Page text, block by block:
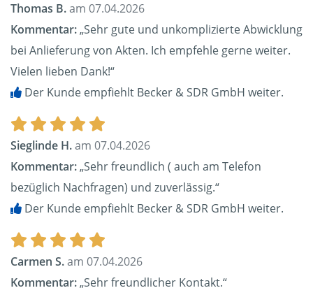
Thomas B.am 07.04.2026
Kommentar:„Sehr gute und unkomplizierte Abwicklung
bei Anlieferung von Akten. Ich empfehle gerne weiter.
Vielen lieben Dank!“
Der Kunde empfiehlt Becker & SDR GmbH weiter.
Sieglinde H.am 07.04.2026
Kommentar:„Sehr freundlich ( auch am Telefon
bezüglich Nachfragen) und zuverlässig.“
Der Kunde empfiehlt Becker & SDR GmbH weiter.
Carmen S.am 07.04.2026
Kommentar:„Sehr freundlicher Kontakt.“